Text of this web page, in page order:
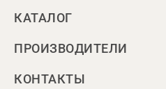
КАТАЛОГ
ПРОИЗВОДИТЕЛИ
КОНТАКТЫ